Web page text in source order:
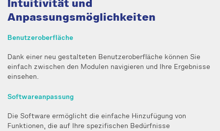
Intuitivität und
Anpassungsmöglichkeiten
Benutzeroberfläche
Dank einer neu gestalteten Benutzeroberfläche können Sie
einfach zwischen den Modulen navigieren und Ihre Ergebnisse
einsehen.
Softwareanpassung
Die Software ermöglicht die einfache Hinzufügung von
Funktionen, die auf Ihre spezifischen Bedürfnisse